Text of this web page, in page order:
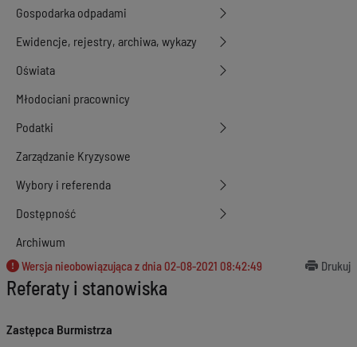
Gospodarka odpadami
Ewidencje, rejestry, archiwa, wykazy
Oświata
Młodociani pracownicy
Podatki
Zarządzanie Kryzysowe
Wybory i referenda
Dostępność
Archiwum
Wersja nieobowiązująca z dnia 02-08-2021 08:42:49 Drukuj
Referaty i stanowiska
Zastępca Burmistrza